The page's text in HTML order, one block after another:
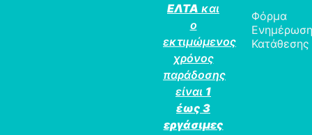
ΕΛΤΑ και
ο
εκτιμώμενος
χρόνος
παράδοσης
είναι 1
έως 3
εργάσιμες
Φόρμα
Κατάθεσης